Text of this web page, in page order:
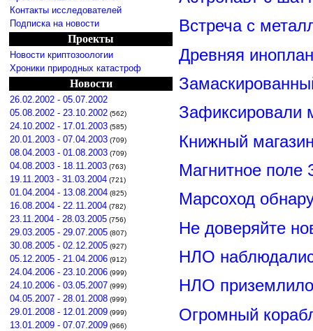
Контакты исследователей
Подписка на новости
Проекты
Новости криптозоологии
Хроники природных катастроф
Новости
26.02.2002 - 05.07.2002
05.08.2002 - 23.10.2002 (562)
24.10.2002 - 17.01.2003 (585)
20.01.2003 - 07.04.2003 (709)
08.04.2003 - 01.08.2003 (709)
04.08.2003 - 18.11.2003 (763)
19.11.2003 - 31.03.2004 (721)
01.04.2004 - 13.08.2004 (825)
16.08.2004 - 22.11.2004 (782)
23.11.2004 - 28.03.2005 (756)
29.03.2005 - 29.07.2005 (807)
30.08.2005 - 02.12.2005 (927)
05.12.2005 - 21.04.2006 (912)
24.04.2006 - 23.10.2006 (999)
24.10.2006 - 03.05.2007 (999)
04.05.2007 - 28.01.2008 (999)
29.01.2008 - 12.01.2009 (999)
13.01.2009 - 07.07.2009 (966)
Встреча с
Древняя
Зафиксировали
Книжный
Магнитное поле
Марсоход
Не доверяйте
НЛО
НЛО
Огромный